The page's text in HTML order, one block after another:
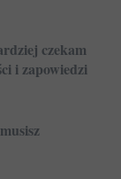
czekam
i zapowiedzi